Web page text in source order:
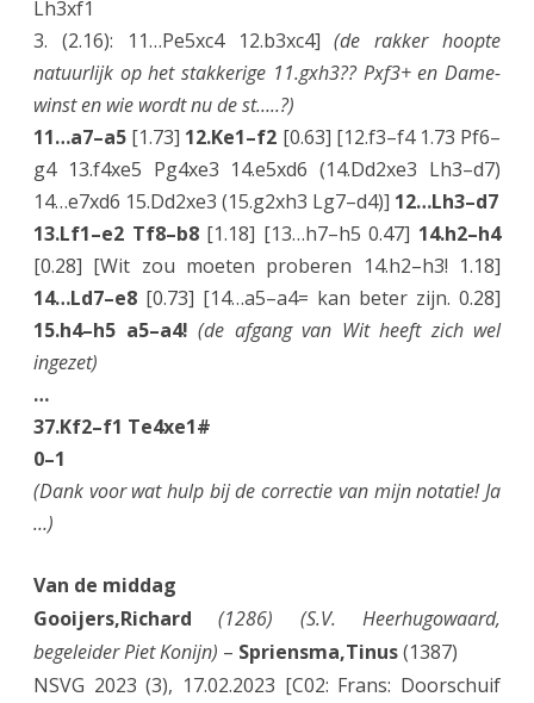
Lh3xf1
3. (2.16): 11…Pe5xc4 12.b3xc4](de rakker hoopte
natuurlijk op het stakkerige 11.gxh3?? Pxf3+ en Dame-
winst en wie wordt nu de st…..?)
11…a7–a5 [1.73] 12.Ke1–f2 [0.63] [12.f3–f4 1.73 Pf6–
g4 13.f4xe5 Pg4xe3 14.e5xd6 (14.Dd2xe3 Lh3–d7)
14…e7xd6 15.Dd2xe3 (15.g2xh3 Lg7–d4)] 12…Lh3–d7
13.Lf1–e2 Tf8–b8[1.18] [13…h7–h5 0.47] 14.h2–h4
[0.28] [Wit zou moeten proberen 14.h2–h3! 1.18]
14…Ld7–e8 [0.73] [14…a5–a4= kan beter zijn. 0.28]
15.h4–h5 a5–a4! (de afgang van Wit heeft zich wel
ingezet)
…
37.Kf2–f1 Te4xe1#
0–1
(Dank voor wat hulp bij de correctie van mijn notatie! Ja
…)
Van de middag
Gooijers,Richard(1286) (S.V. Heerhugowaard,
begeleider Piet Konijn) – Spriensma,Tinus(1387)
NSVG 2023 (3), 17.02.2023 [C02: Frans: Doorschuif